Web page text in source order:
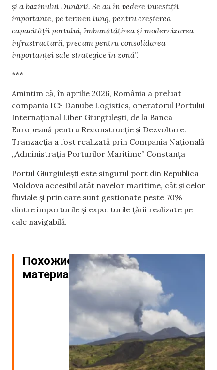
și a bazinului Dunării. Se au în vedere investiții
importante, pe termen lung, pentru creșterea
capacității portului, îmbunătățirea și modernizarea
infrastructurii, precum pentru consolidarea
importanței sale strategice în zonă”.
***
Amintim că, în aprilie 2026, România a preluat
compania ICS Danube Logistics, operatorul Portului
Internațional Liber Giurgiulești, de la Banca
Europeană pentru Reconstrucție și Dezvoltare.
Tranzacția a fost realizată prin Compania Națională
„Administrația Porturilor Maritime” Constanța.
Portul Giurgiulești este singurul port din Republica
Moldova accesibil atât navelor maritime, cât și celor
fluviale și prin care sunt gestionate peste 70%
dintre importurile și exporturile țării realizate pe
cale navigabilă.
Похожие
материалы